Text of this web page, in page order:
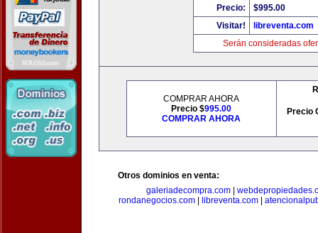
Precio:
$995.00
Visitar!
libreventa.com
Serán consideradas
COMPRAR AHORA
Precio $995.00
COMPRAR AHORA
Precio
Otros dominios en venta:
galeriadecompra.com|
rondanegocios.com
libreventa.com